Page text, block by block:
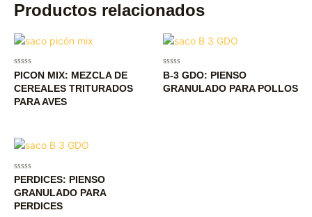
Productos relacionados
Valorado
con
0
de
5
PICON MIX: MEZCLA DE
CEREALES TRITURADOS
PARA AVES
Valorado
con
0
B-3 GDO: PIENSO
GRANULADO PARA POLLOS
Valorado
con
0
de
5
PERDICES: PIENSO
GRANULADO PARA
PERDICES